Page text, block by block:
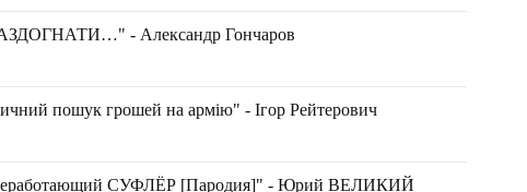
- Александр Гончаров
пошук грошей на армію" - Ігор Рейтерович
СУФЛЁР [Пародия]" - Юрий ВЕЛИКИЙ